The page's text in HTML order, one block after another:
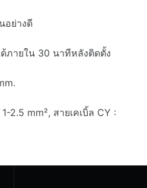
อย่างดี
ภายใน 30 นาทีหลังติดตั้ง
2.5 mm², สายเคเบิ้ล CY :